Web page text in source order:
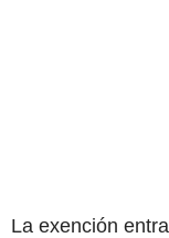
La exención